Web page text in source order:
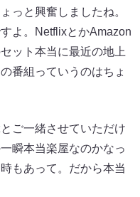
っと興奮しましたね。
よ。NetflixとかAmazon
ット本当に最近の地上
番組っていうのはちょ
ご一緒させていただけ
瞬本当楽屋なのかなっ
もあって。だから本当